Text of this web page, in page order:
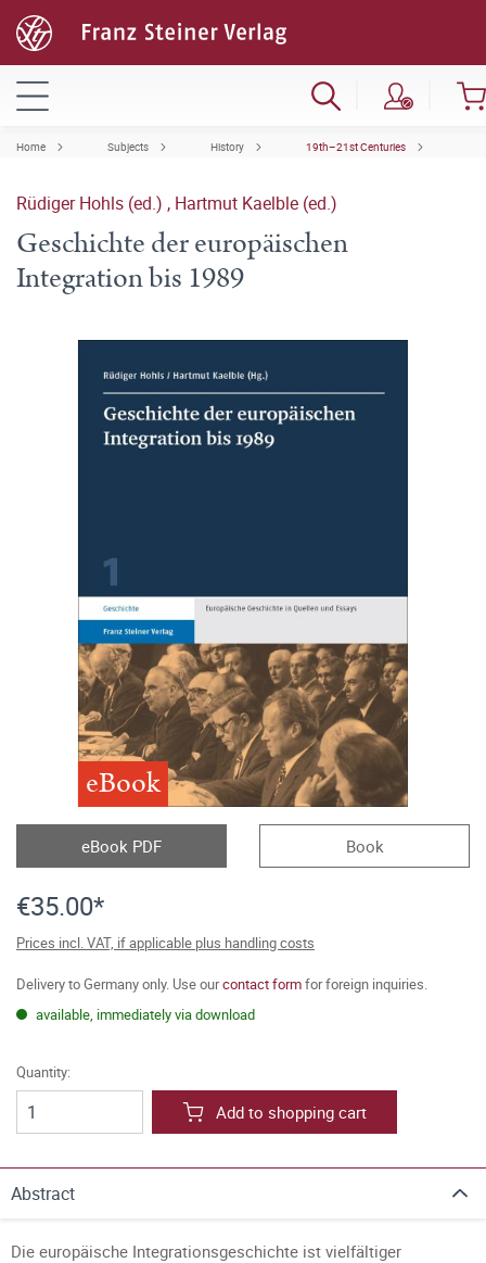
Home Subjects History 19th–21st Centuries
Rüdiger Hohls (ed.) , Hartmut Kaelble (ed.)
Geschichte der europäischen
Integration bis 1989
eBook
eBook PDF Book
€35.00*
Prices incl. VAT, if applicable plus handling costs
Delivery to Germany only. Use ourcontact formfor foreign inquiries.
available, immediately via download
Quantity:
Add to shopping cart
Abstract
Die europäische Integrationsgeschichte ist vielfältiger